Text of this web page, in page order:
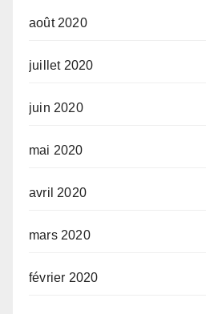
août 2020
juillet 2020
juin 2020
mai 2020
avril 2020
mars 2020
février 2020